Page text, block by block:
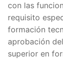
con las
requisito
formación
aprobación
superior en